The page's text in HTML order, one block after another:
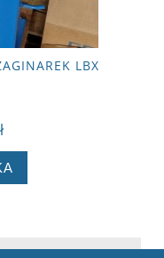
LBX